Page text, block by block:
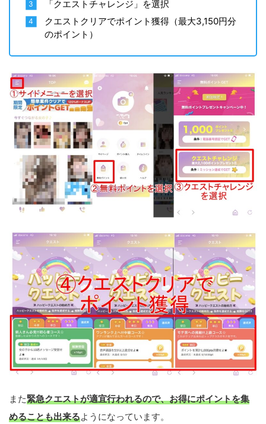
「クエストチャレンジ」を選択
クエストクリアでポイント獲得（最大3,150円分
のポイント）
また緊急クエストが適宜行われるので、お得にポイントを集
めることも出来るようになっています。